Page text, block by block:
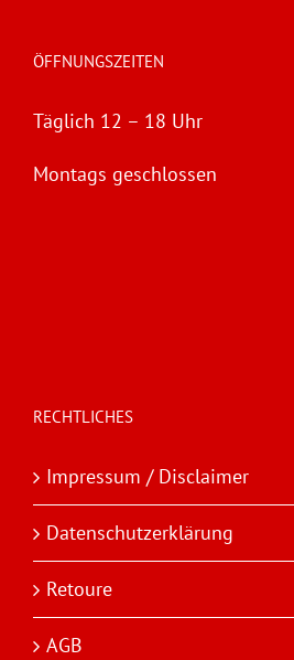
ÖFFNUNGSZEITEN
Täglich 12 – 18 Uhr
Montags geschlossen
RECHTLICHES
Impressum / Disclaimer
Datenschutzerklärung
Retoure
AGB